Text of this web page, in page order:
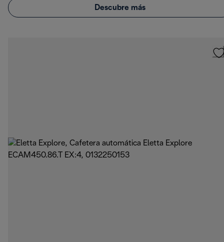
Descubre más